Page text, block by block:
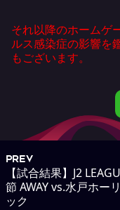
それ以降のホームゲ
ルス感染症の影響を
もございます。
PREV
【試合結果】J2
節 AWAY vs.水戸ホー
ック